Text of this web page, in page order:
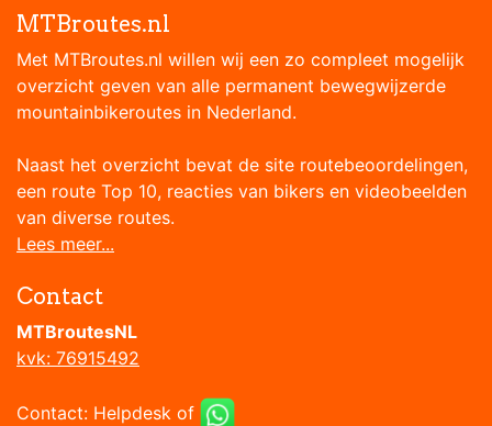
MTBroutes.nl
Met MTBroutes.nl willen wij een zo compleet mogelijk
overzicht geven van alle permanent bewegwijzerde
mountainbikeroutes in Nederland.
Naast het overzicht bevat de site routebeoordelingen,
een route Top 10, reacties van bikers en videobeelden
van diverse routes.
Lees meer...
Contact
MTBroutesNL
kvk: 76915492
Contact: Helpdesk of